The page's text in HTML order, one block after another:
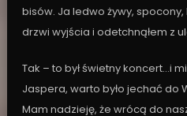
bisów. Ja ledwo żywy,
drzwi wyjścia i odetchnąłem z
Tak – to był świetny koncert…i
Jaspera, warto było jechać do
Mam nadzieję, że wrócą do